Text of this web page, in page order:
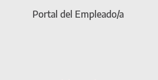
Portal del Empleado/a